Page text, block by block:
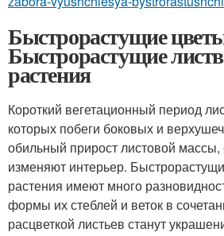
Быстрорастущие
Быстрорастущие
растения
Короткий вегетационный период
которых побеги боковых и
обильный прирост листовой
изменяют интерьер.
растения имеют много
формы их стеблей и веток в
расцветкой листьев станут